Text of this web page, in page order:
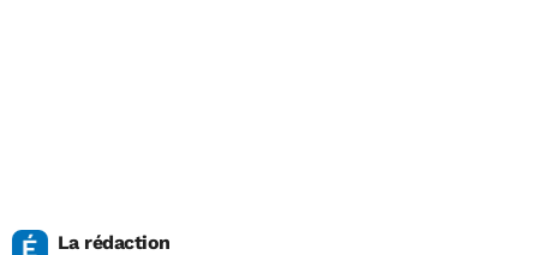
La rédaction